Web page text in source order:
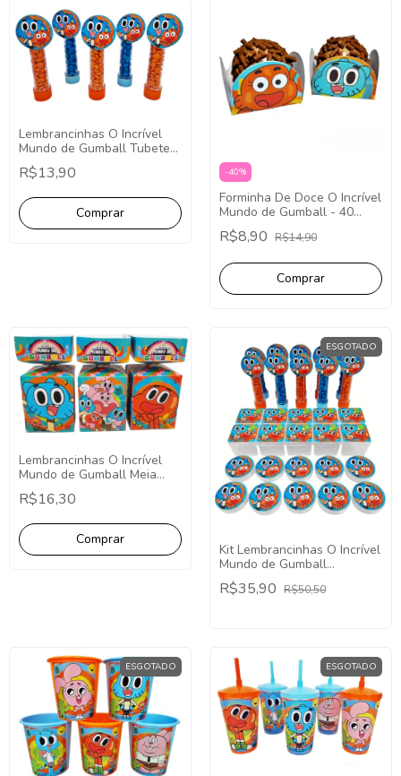
Lembrancinhas O Incrível
Mundo de Gumball Tubete
13cm Aplique Redondo - 10
Unidades.
R$13,90 -40%
Forminha De Doce O Incrível
Mundo de Gumball - 40
Unidades
R$8,90 R$14,90
Lembrancinhas O Incrível
Mundo de Gumball Meia
Bala - Pct com 10 Unidades.
R$16,30
ESGOTADO
Kit Lembrancinhas O Incrível
Mundo de Gumball
Personalizados 30 Itens
Acrílico.
R$35,90 R$50,50
ESGOTADO ESGOTADO